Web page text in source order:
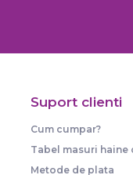
Suport clienti
Cum cumpar?
Tabel masuri haine
Metode de plata